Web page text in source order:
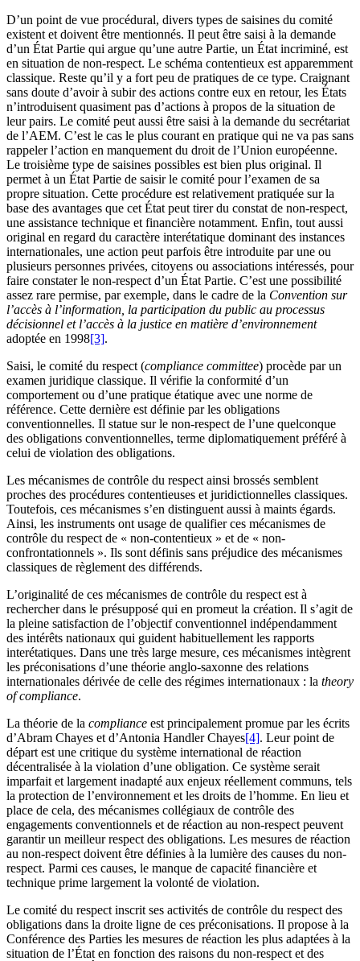
D’un point de vue procédural, divers types de saisines du comité
existent et doivent être mentionnés. Il peut être saisi à la demande
d’un État Partie qui argue qu’une autre Partie, un État incriminé, est
en situation de non-respect. Le schéma contentieux est apparemment
classique. Reste qu’il y a fort peu de pratiques de ce type. Craignant
sans doute d’avoir à subir des actions contre eux en retour, les États
n’introduisent quasiment pas d’actions à propos de la situation de
leur pairs. Le comité peut aussi être saisi à la demande du secrétariat
de l’AEM. C’est le cas le plus courant en pratique qui ne va pas sans
rappeler l’action en manquement du droit de l’Union européenne.
Le troisième type de saisines possibles est bien plus original. Il
permet à un État Partie de saisir le comité pour l’examen de sa
propre situation. Cette procédure est relativement pratiquée sur la
base des avantages que cet État peut tirer du constat de non-respect,
une assistance technique et financière notamment. Enfin, tout aussi
original en regard du caractère interétatique dominant des instances
internationales, une action peut parfois être introduite par une ou
plusieurs personnes privées, citoyens ou associations intéressés, pour
faire constater le non-respect d’un État Partie. C’est une possibilité
assez rare permise, par exemple, dans le cadre de la Convention sur
l’accès à l’information, la participation du public au processus
décisionnel et l’accès à la justice en matière d’environnement
adoptée en 1998[3].
Saisi, le comité du respect (compliance committee) procède par un
examen juridique classique. Il vérifie la conformité d’un
comportement ou d’une pratique étatique avec une norme de
référence. Cette dernière est définie par les obligations
conventionnelles. Il statue sur le non-respect de l’une quelconque
des obligations conventionnelles, terme diplomatiquement préféré à
celui de violation des obligations.
Les mécanismes de contrôle du respect ainsi brossés semblent
proches des procédures contentieuses et juridictionnelles classiques.
Toutefois, ces mécanismes s’en distinguent aussi à maints égards.
Ainsi, les instruments ont usage de qualifier ces mécanismes de
contrôle du respect de « non-contentieux » et de « non-
confrontationnels ». Ils sont définis sans préjudice des mécanismes
classiques de règlement des différends.
L’originalité de ces mécanismes de contrôle du respect est à
rechercher dans le présupposé qui en promeut la création. Il s’agit de
la pleine satisfaction de l’objectif conventionnel indépendamment
des intérêts nationaux qui guident habituellement les rapports
interétatiques. Dans une très large mesure, ces mécanismes intègrent
les préconisations d’une théorie anglo-saxonne des relations
internationales dérivée de celle des régimes internationaux : la theory
of compliance.
La théorie de la compliance est principalement promue par les écrits
d’Abram Chayes et d’Antonia Handler Chayes[4]. Leur point de
départ est une critique du système international de réaction
décentralisée à la violation d’une obligation. Ce système serait
imparfait et largement inadapté aux enjeux réellement communs, tels
la protection de l’environnement et les droits de l’homme. En lieu et
place de cela, des mécanismes collégiaux de contrôle des
engagements conventionnels et de réaction au non-respect peuvent
garantir un meilleur respect des obligations. Les mesures de réaction
au non-respect doivent être définies à la lumière des causes du non-
respect. Parmi ces causes, le manque de capacité financière et
technique prime largement la volonté de violation.
Le comité du respect inscrit ses activités de contrôle du respect des
obligations dans la droite ligne de ces préconisations. Il propose à la
Conférence des Parties les mesures de réaction les plus adaptées à la
situation de l’État en fonction des raisons du non-respect et des